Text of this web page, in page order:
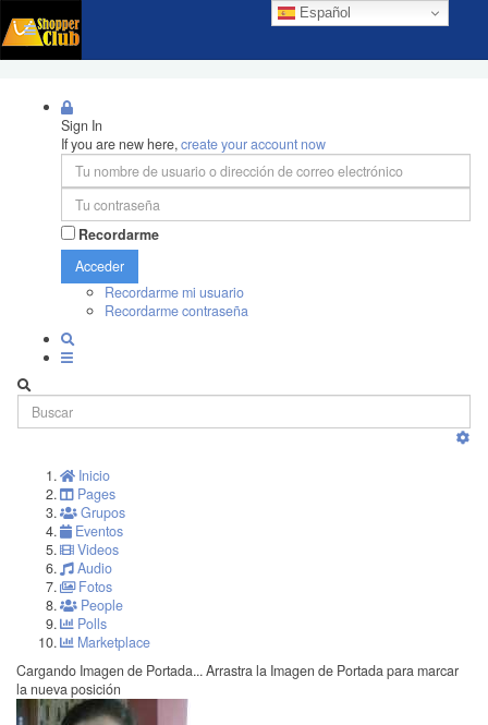
Español
Sign In
If you are new here,create your account now
Recordarme
Acceder
Recordarme mi usuario
Recordarme contraseña
Inicio
Pages
Grupos
Eventos
Videos
Audio
Fotos
People
Polls
Marketplace
Cargando Imagen de Portada... Arrastra la Imagen de Portada para marcar
la nueva posición